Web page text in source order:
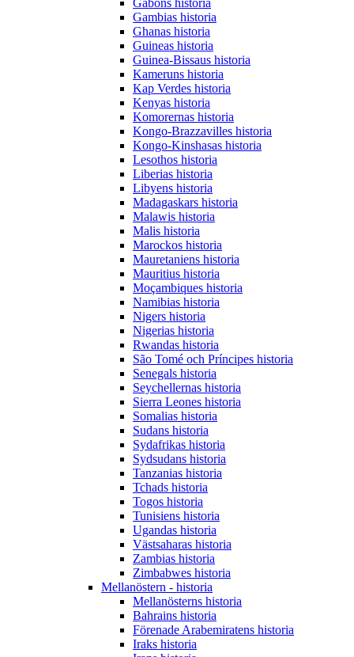
Gambias historia
Ghanas historia
Guineas historia
Guinea-Bissaus historia
Kameruns historia
Kap Verdes historia
Kenyas historia
Komorernas historia
Kongo-Brazzavilles historia
Kongo-Kinshasas historia
Lesothos historia
Liberias historia
Libyens historia
Madagaskars historia
Malawis historia
Malis historia
Marockos historia
Mauretaniens historia
Mauritius historia
Moçambiques historia
Namibias historia
Nigers historia
Nigerias historia
Rwandas historia
São Tomé och Príncipes historia
Senegals historia
Seychellernas historia
Sierra Leones historia
Somalias historia
Sudans historia
Sydafrikas historia
Sydsudans historia
Tanzanias historia
Tchads historia
Togos historia
Tunisiens historia
Ugandas historia
Västsaharas historia
Zambias historia
Zimbabwes historia
Mellanöstern - historia
Mellanösterns historia
Bahrains historia
Förenade Arabemiratens historia
Iraks historia